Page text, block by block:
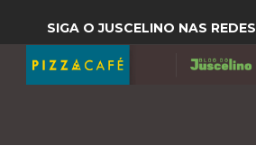
SIGA O JUSCELINO NAS REDES